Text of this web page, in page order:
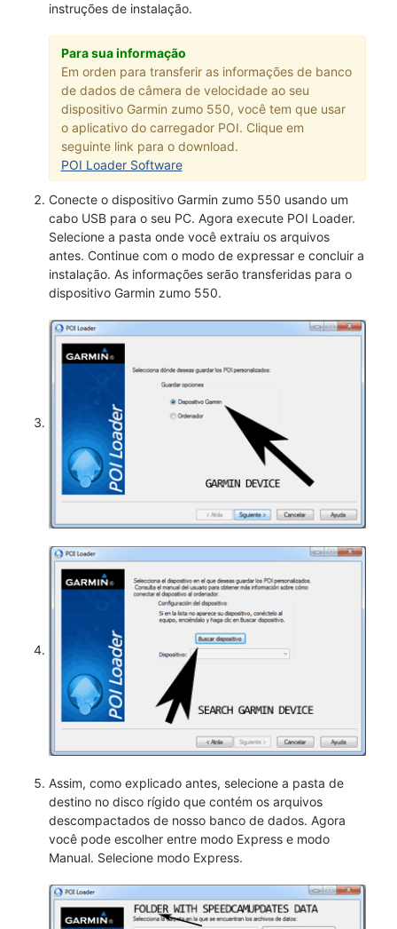
instruções de instalação.
Para sua informação
Em orden para transferir as informações de banco
de dados de câmera de velocidade ao seu
dispositivo Garmin zumo 550, você tem que usar
o aplicativo do carregador POI. Clique em
seguinte link para o download.
POI Loader Software
Conecte o dispositivo Garmin zumo 550 usando um
cabo USB para o seu PC. Agora execute POI Loader.
Selecione a pasta onde você extraiu os arquivos
antes. Continue com o modo de expressar e concluir a
instalação. As informações serão transferidas para o
dispositivo Garmin zumo 550.
Assim, como explicado antes, selecione a pasta de
destino no disco rígido que contém os arquivos
descompactados de nosso banco de dados. Agora
você pode escolher entre modo Express e modo
Manual. Selecione modo Express.